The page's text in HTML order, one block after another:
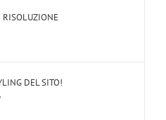
RISOLUZIONE
DEL SITO!